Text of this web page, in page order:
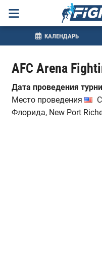
AFC Arena
Дата проведения
Место проведения
Флорида, New Port
КАЛЕНДАРЬ